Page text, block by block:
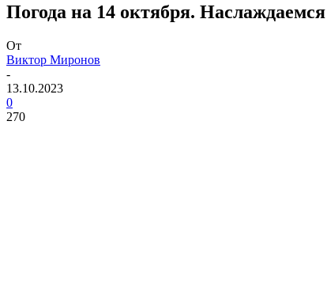
Погода на 14 октября.
От
Виктор Миронов
-
13.10.2023
0
270